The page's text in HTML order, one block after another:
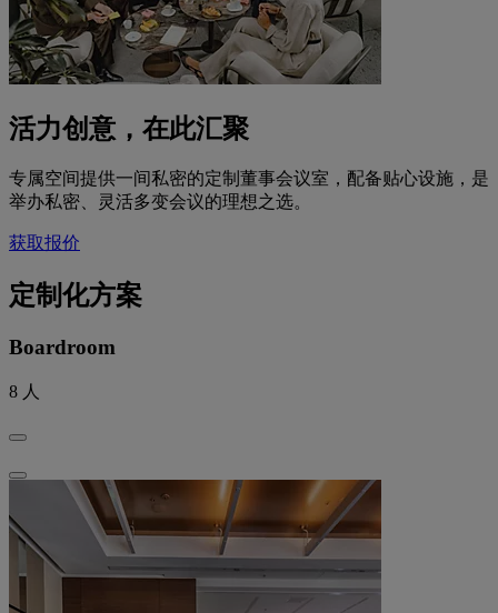
活力创意，在此汇聚
专属空间提供一间私密的定制董事会议室，配备贴心设施，是
举办私密、灵活多变会议的理想之选。
获取报价
定制化方案
Boardroom
8 人